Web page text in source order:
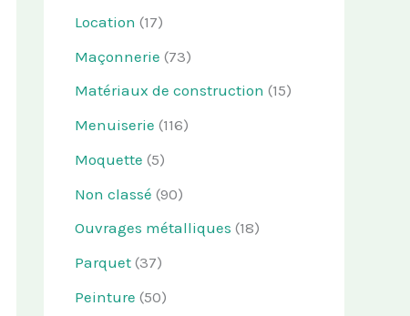
Location (17)
Maçonnerie (73)
Matériaux de construction (15)
Menuiserie (116)
Moquette (5)
Non classé (90)
Ouvrages métalliques (18)
Parquet (37)
Peinture (50)